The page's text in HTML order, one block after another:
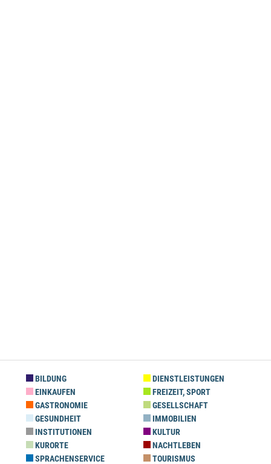
BILDUNG
DIENSTLEISTUNGEN
EINKAUFEN
FREIZEIT, SPORT
GASTRONOMIE
GESELLSCHAFT
GESUNDHEIT
IMMOBILIEN
INSTITUTIONEN
KULTUR
KURORTE
NACHTLEBEN
SPRACHENSERVICE
TOURISMUS